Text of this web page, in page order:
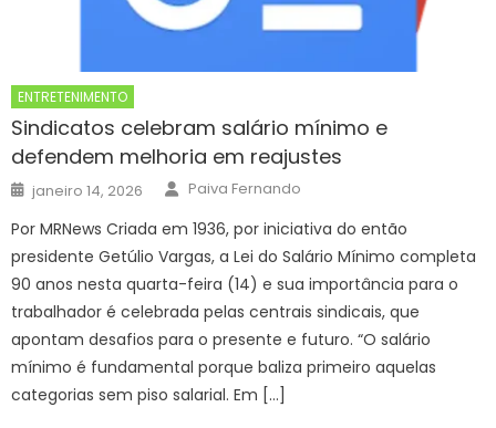
ENTRETENIMENTO
Sindicatos celebram salário mínimo e
defendem melhoria em reajustes
Posted
on
janeiro 14, 2026 Author
Paiva Fernando
Por MRNews Criada em 1936, por iniciativa do então
presidente Getúlio Vargas, a Lei do Salário Mínimo completa
90 anos nesta quarta-feira (14) e sua importância para o
trabalhador é celebrada pelas centrais sindicais, que
apontam desafios para o presente e futuro. “O salário
mínimo é fundamental porque baliza primeiro aquelas
categorias sem piso salarial. Em […]